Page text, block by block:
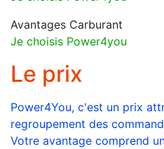
Avantages Carburant
Je choisis Power4you
Le prix
Power4You, c'est un prix
regroupement des
Votre avantage comprend